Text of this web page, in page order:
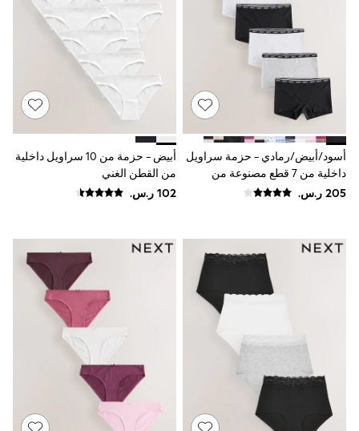
All Branded Schoolwear
adidas
Nike
Clarks
Start Rite
Smiggle
Eastpak
Bags & Backpacks
Caps
Belts
Jumpers
Polo Shirts
All Girls Sports & Swimwear
Lunchboxes
Bags
Blouses
Shirts
E-Gift Card
New In from Next
0-2 years
أسود/أبيض/رمادي - حزمة سراويل
داخلية من 7 قطع مصنوعة من
القطن ومزينة بشعار
أبيض - حزمة من 10 سراويل داخلية
من القطن الغني